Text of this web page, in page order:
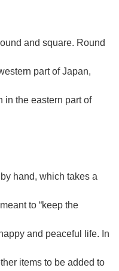
and square. Round
part of Japan,
in the eastern part of
hand, which takes a
to “keep the
and peaceful life. In
items to be added to